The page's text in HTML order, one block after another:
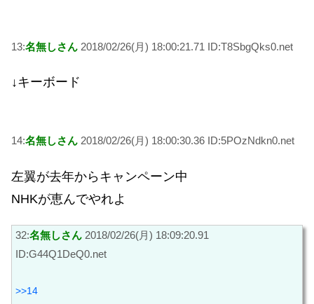
13:名無しさん 2018/02/26(月) 18:00:21.71 ID:T8SbgQks0.net
↓キーボード
14:名無しさん 2018/02/26(月) 18:00:30.36 ID:5POzNdkn0.net
左翼が去年からキャンペーン中
NHKが恵んでやれよ
32:名無しさん 2018/02/26(月) 18:09:20.91
ID:G44Q1DeQ0.net
>>14